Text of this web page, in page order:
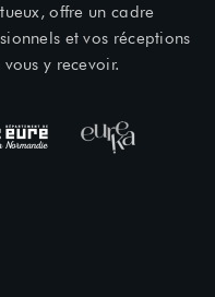
offre un cadre
et vos réceptions
y recevoir.